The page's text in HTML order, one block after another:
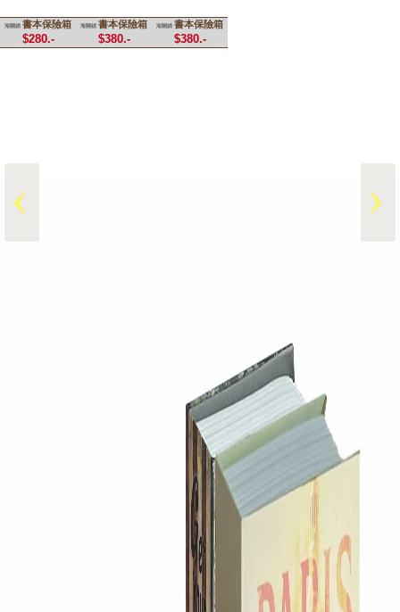
海關鎖書本保險箱
$280.-
海關鎖書本保險箱
$380.-
海關鎖書本保險箱
$380.-
‹ ›